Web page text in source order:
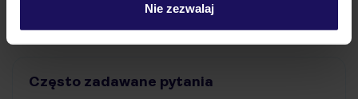
Nie zezwalaj
Ważne informacje
Często zadawane pytania